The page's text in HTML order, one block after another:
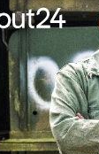
km, CO₂-utslipp:
G, farge:svart
(ESP),